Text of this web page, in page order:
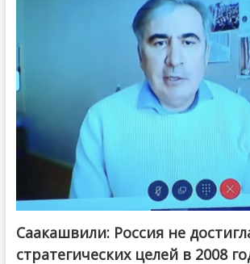
Саакашвили: Россия не
стратегических целей в 2008